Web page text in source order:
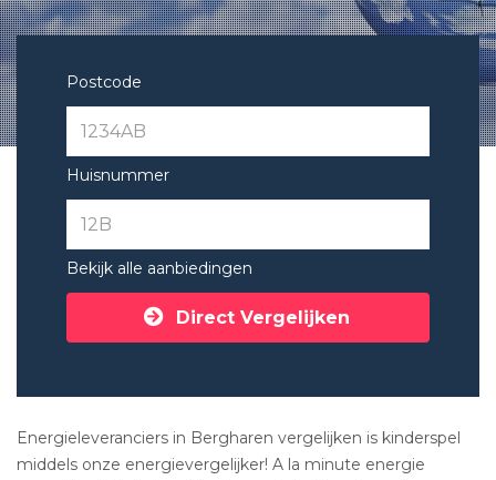
Postcode
Huisnummer
Bekijk alle aanbiedingen
Direct Vergelijken
Energieleveranciers in Bergharen vergelijken is kinderspel
middels onze energievergelijker! A la minute energie